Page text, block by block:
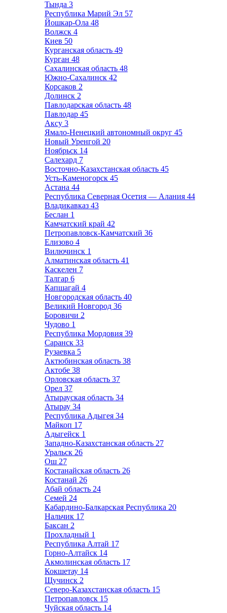
Тында 3
Республика Марий Эл 57
Йошкар-Ола 48
Волжск 4
Киев 50
Курганская область 49
Курган 48
Сахалинская область 48
Южно-Сахалинск 42
Корсаков 2
Долинск 2
Павлодарская область 48
Павлодар 45
Аксу 3
Ямало-Ненецкий автономный округ 45
Новый Уренгой 20
Ноябрьск 14
Салехард 7
Восточно-Казахстанская область 45
Усть-Каменогорск 45
Астана 44
Республика Северная Осетия — Алания 44
Владикавказ 43
Беслан 1
Камчатский край 42
Петропавловск-Камчатский 36
Елизово 4
Вилючинск 1
Алматинская область 41
Каскелен 7
Талгар 6
Капшагай 4
Новгородская область 40
Великий Новгород 36
Боровичи 2
Чудово 1
Республика Мордовия 39
Саранск 33
Рузаевка 5
Актюбинская область 38
Актобе 38
Орловская область 37
Орел 37
Атырауская область 34
Атырау 34
Республика Адыгея 34
Майкоп 17
Адыгейск 1
Западно-Казахстанская область 27
Уральск 26
Ош 27
Костанайская область 26
Костанай 26
Абай область 24
Семей 24
Кабардино-Балкарская Республика 20
Нальчик 17
Баксан 2
Прохладный 1
Республика Алтай 17
Горно-Алтайск 14
Акмолинская область 17
Кокшетау 14
Щучинск 2
Северо-Казахстанская область 15
Петропавловск 15
Чуйская область 14